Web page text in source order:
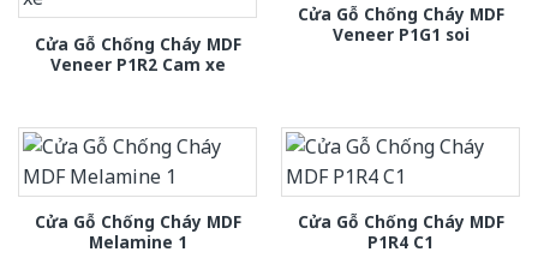
Cửa Gỗ Chống Cháy MDF
Veneer P1R2 Cam xe
Cửa Gỗ Chống Cháy MDF
Veneer P1G1 soi
Cửa Gỗ Chống Cháy MDF
Melamine 1
Cửa Gỗ Chống Cháy MDF
P1R4 C1